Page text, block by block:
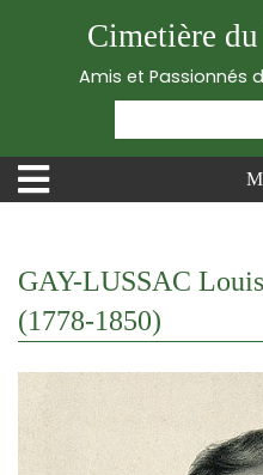
Cimetière
Amis et Passionnés
GAY-LUSSAC
(1778-1850)